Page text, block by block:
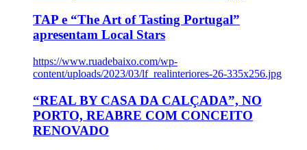
TAP e “The Art of Tasting Portugal”
apresentam Local Stars
https://www.ruadebaixo.com/wp-
content/uploads/2023/03/lf_realinteriores-26-335x256.jpg
“REAL BY CASA DA CALÇADA”, NO
PORTO, REABRE COM CONCEITO
RENOVADO